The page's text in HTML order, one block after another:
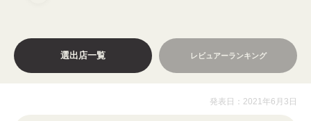
選出店一覧 レビュアーランキング
発表日：2021年6月3日